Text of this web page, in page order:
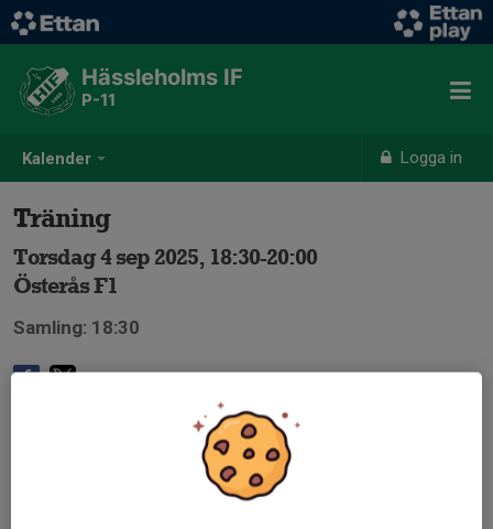
Kalender Logga in
Hässleholms IF
P-11
Träning
Torsdag 4 sep 2025, 18:30-20:00
Österås F1
Samling: 18:30